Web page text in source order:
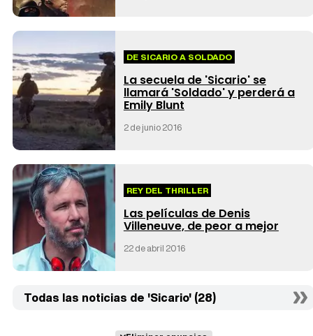
DE SICARIO A SOLDADO
La secuela de 'Sicario' se
llamará 'Soldado' y perderá a
Emily Blunt
2 de junio 2016
REY DEL THRILLER
Las películas de Denis
Villeneuve, de peor a mejor
22 de abril 2016
Todas las noticias de 'Sicario' (28)